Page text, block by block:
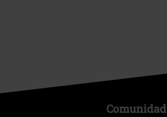
Comunidad